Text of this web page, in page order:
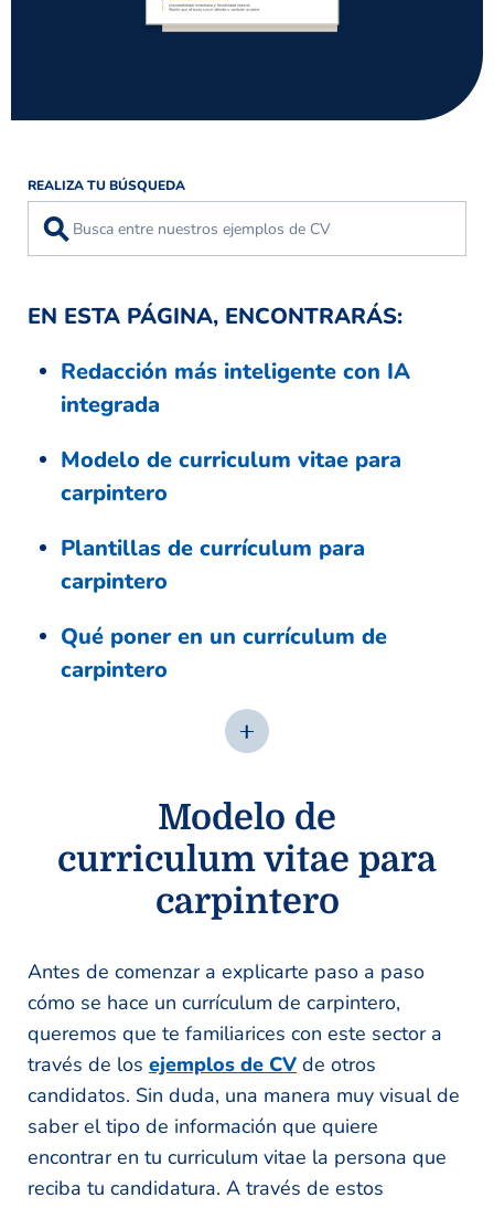
REALIZA TU BÚSQUEDA
⚲
EN ESTA PÁGINA, ENCONTRARÁS:
Redacción más inteligente con IA
integrada
Modelo de curriculum vitae para
carpintero
Plantillas de currículum para
carpintero
Qué poner en un currículum de
carpintero
Modelo de
curriculum vitae para
carpintero
Antes de comenzar a explicarte paso a paso
cómo se hace un currículum de carpintero,
queremos que te familiarices con este sector a
través de los ejemplos de CV de otros
candidatos. Sin duda, una manera muy visual de
saber el tipo de información que quiere
encontrar en tu curriculum vitae la persona que
reciba tu candidatura. A través de estos